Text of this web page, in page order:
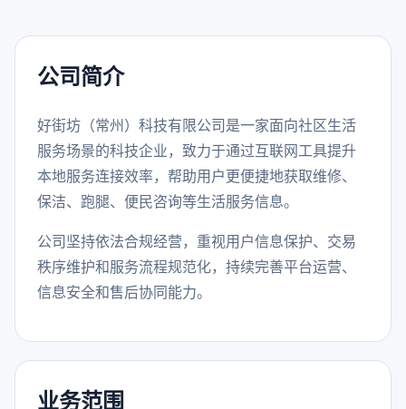
公司简介
好街坊（常州）科技有限公司是一家面向社区生活
服务场景的科技企业，致力于通过互联网工具提升
本地服务连接效率，帮助用户更便捷地获取维修、
保洁、跑腿、便民咨询等生活服务信息。
公司坚持依法合规经营，重视用户信息保护、交易
秩序维护和服务流程规范化，持续完善平台运营、
信息安全和售后协同能力。
业务范围